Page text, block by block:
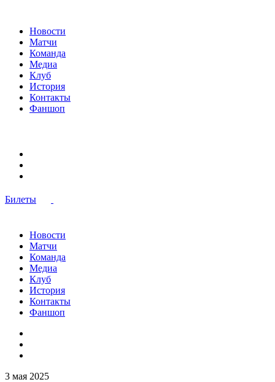
Новости
Матчи
Команда
Медиа
Клуб
История
Контакты
Фаншоп
Билеты
Новости
Матчи
Команда
Медиа
Клуб
История
Контакты
Фаншоп
3 мая 2025